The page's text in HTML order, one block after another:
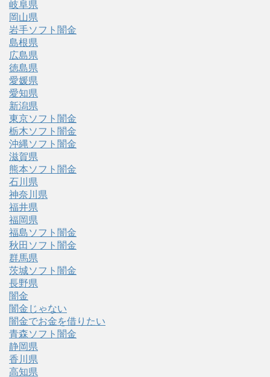
岐阜県
岡山県
岩手ソフト闇金
島根県
広島県
徳島県
愛媛県
愛知県
新潟県
東京ソフト闇金
栃木ソフト闇金
沖縄ソフト闇金
滋賀県
熊本ソフト闇金
石川県
神奈川県
福井県
福岡県
福島ソフト闇金
秋田ソフト闇金
群馬県
茨城ソフト闇金
長野県
闇金
闇金じゃない
闇金でお金を借りたい
青森ソフト闇金
静岡県
香川県
高知県